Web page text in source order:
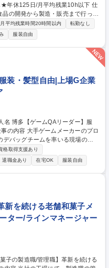
休125日/月平均残業10h以下 仕
の開発から製造・販売まで行って
）の製造するお仕事です。計量/混
配管やタンクの洗浄作業をお任
その前後が繁忙期です。■上長や
めるので、納得のいく人事評価制
反映される環境で、1年目で2回昇
り上げを24億円増としたりタイム
より安定した企業への変革期で
月平均残業時間20時間以内
転勤なし
服装自由
装・髪型自由|上場G企業
バッグチームを率いる現場の司
レイはほぼなく、テスト計画策定
なミッション】
切なタスク配置 ■プロジェクト推
捗管理、顧客との折衝 ■品質設
適なテスト実行計画を提案 【入
び、実務知識を身につける研修か
るOJTでじっくりと業務理解を深
格取得支援あり
退職金あり 在宅OK 服装自由
新を続ける老舗和菓子メ
ター/ラインマネージャー